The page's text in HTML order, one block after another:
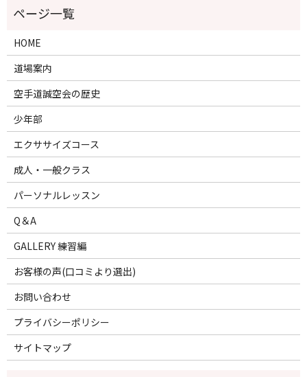
HOME
道場案内
空手道誠空会の歴史
少年部
エクササイズコース
成人・一般クラス
パーソナルレッスン
Q＆A
GALLERY 練習編
お客様の声(口コミより選出)
お問い合わせ
プライバシーポリシー
サイトマップ